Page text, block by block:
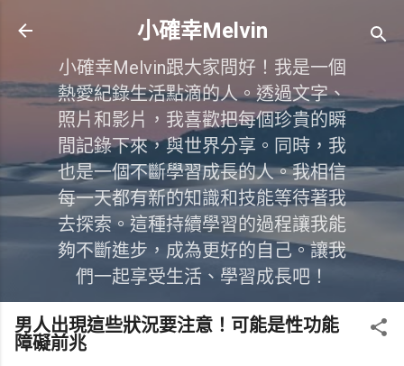
跳到主要內容
小確幸Melvin
小確幸Melvin跟大家問好！我是一個
熱愛紀錄生活點滴的人。透過文字、
照片和影片，我喜歡把每個珍貴的瞬
間記錄下來，與世界分享。同時，我
也是一個不斷學習成長的人。我相信
每一天都有新的知識和技能等待著我
去探索。這種持續學習的過程讓我能
夠不斷進步，成為更好的自己。讓我
們一起享受生活、學習成長吧！
男人出現這些狀況要注意！可能是性功能
障礙前兆